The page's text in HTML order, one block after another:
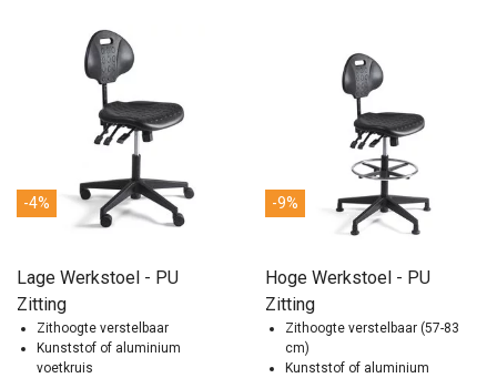
-4%
Lage Werkstoel - PU
Zitting
Zithoogte verstelbaar
Kunststof of aluminium
voetkruis
-9%
Hoge Werkstoel - PU
Zitting
Zithoogte verstelbaar (57-83
cm)
Kunststof of aluminium